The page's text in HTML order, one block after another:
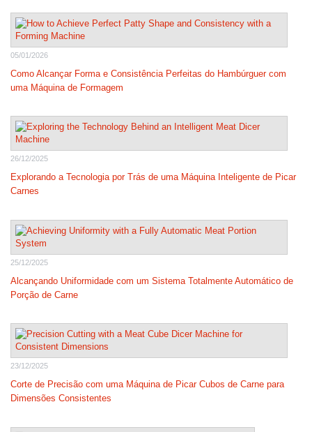
05/01/2026
Como Alcançar Forma e Consistência Perfeitas do Hambúrguer com
uma Máquina de Formagem
26/12/2025
Explorando a Tecnologia por Trás de uma Máquina Inteligente de Picar
Carnes
25/12/2025
Alcançando Uniformidade com um Sistema Totalmente Automático de
Porção de Carne
23/12/2025
Corte de Precisão com uma Máquina de Picar Cubos de Carne para
Dimensões Consistentes